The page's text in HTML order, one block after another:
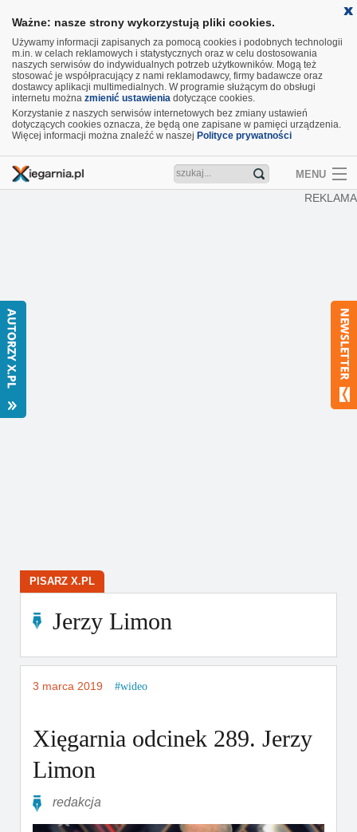
Ważne: nasze strony wykorzystują pliki cookies.
Używamy informacji zapisanych za pomocą cookies i podobnych technologii
m.in. w celach reklamowych i statystycznych oraz w celu dostosowania
naszych serwisów do indywidualnych potrzeb użytkowników. Mogą też
stosować je współpracujący z nami reklamodawcy, firmy badawcze oraz
dostawcy aplikacji multimedialnych. W programie służącym do obsługi
internetu można zmienić ustawienia dotyczące cookies.
Korzystanie z naszych serwisów internetowych bez zmiany ustawień
dotyczących cookies oznacza, że będą one zapisane w pamięci urządzenia.
Więcej informacji można znaleźć w naszej Polityce prywatności
MENU
REKLAMA
PISARZ X.PL
Jerzy Limon
3 marca 2019 wideo
Xięgarnia odcinek 289. Jerzy
Limon
redakcja